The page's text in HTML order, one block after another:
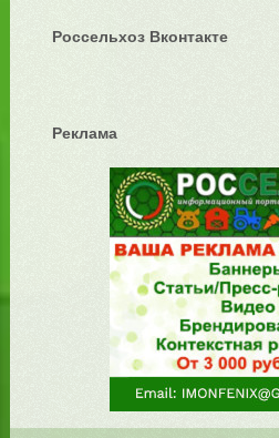
Россельхоз Вконтакте
Реклама